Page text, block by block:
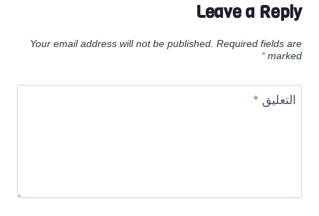
Leave a Reply
Your email address will not be published. Required fields are
marked
*
التعليق*